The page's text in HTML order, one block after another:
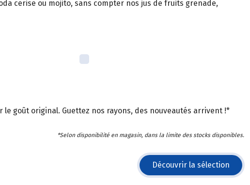
cerise ou mojito, sans compter nos jus de fruits grenade,
goût original. Guettez nos rayons, des nouveautés arrivent !*
*Selon disponibilité en magasin, dans la limite des stocks disponibles.
Découvrir la sélection